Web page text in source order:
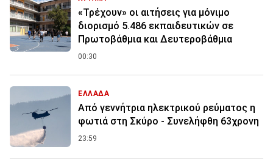
«Τρέχουν» οι αιτήσεις για μόνιμο
διορισμό 5.486 εκπαιδευτικών σε
Πρωτοβάθμια και Δευτεροβάθμια
00:30
ΕΛΛΑΔΑ
Από γεννήτρια ηλεκτρικού ρεύματος η
φωτιά στη Σκύρο - Συνελήφθη 63χρονη
23:59